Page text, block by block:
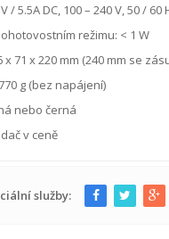
/ 5.5A DC, 100 – 240 V, 50 / 60
režimu: < 1 W
x 71 x 220 mm (240 mm se
g (bez napájení)
nebo černá
v ceně​
služby: